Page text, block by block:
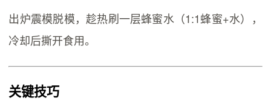
出炉震模脱模，趁热刷一层蜂蜜水（1:1蜂蜜+水），
冷却后撕开食用。
关键技巧